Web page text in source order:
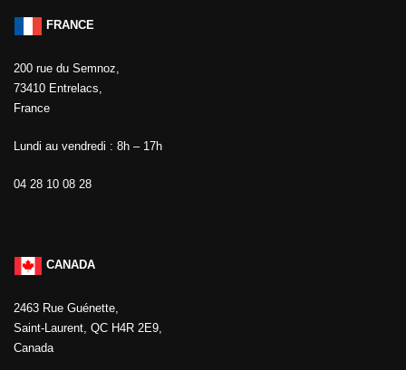
FRANCE
200 rue du Semnoz,
73410 Entrelacs,
France
Lundi au vendredi : 8h – 17h
04 28 10 08 28
CANADA
2463 Rue Guénette,
Saint-Laurent, QC H4R 2E9,
Canada